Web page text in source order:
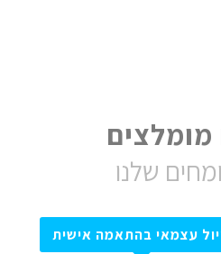
מומלצים
שלנו
עצמאי בהתאמה אישית